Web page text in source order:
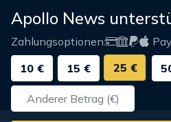
Apollo News
Zahlungsoptionen: Pay
10 €
15 € 25 €